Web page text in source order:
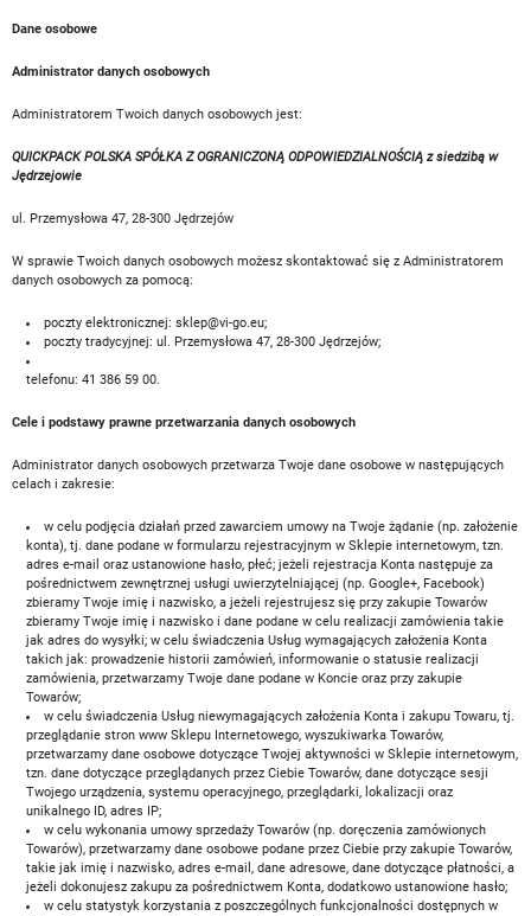
Dane osobowe
Administrator danych osobowych
Administratorem Twoich danych osobowych jest:
QUICKPACK POLSKA SPÓŁKA Z OGRANICZONĄ ODPOWIEDZIALNOŚCIĄ z siedzibą w
Jędrzejowie
ul. Przemysłowa 47, 28-300 Jędrzejów
W sprawie Twoich danych osobowych możesz skontaktować się z Administratorem
danych osobowych za pomocą:
poczty elektronicznej: sklep@vi-go.eu;
poczty tradycyjnej: ul. Przemysłowa 47, 28-300 Jędrzejów;
telefonu: 41 386 59 00.
Cele i podstawy prawne przetwarzania danych osobowych
Administrator danych osobowych przetwarza Twoje dane osobowe w następujących
celach i zakresie:
w celu podjęcia działań przed zawarciem umowy na Twoje żądanie (np. założenie
konta), tj. dane podane w formularzu rejestracyjnym w Sklepie internetowym, tzn.
adres e-mail oraz ustanowione hasło, płeć; jeżeli rejestracja Konta następuje za
pośrednictwem zewnętrznej usługi uwierzytelniającej (np. Google+, Facebook)
zbieramy Twoje imię i nazwisko, a jeżeli rejestrujesz się przy zakupie Towarów
zbieramy Twoje imię i nazwisko i dane podane w celu realizacji zamówienia takie
jak adres do wysyłki; w celu świadczenia Usług wymagających założenia Konta
takich jak: prowadzenie historii zamówień, informowanie o statusie realizacji
zamówienia, przetwarzamy Twoje dane podane w Koncie oraz przy zakupie
Towarów;
w celu świadczenia Usług niewymagających założenia Konta i zakupu Towaru, tj.
przeglądanie stron www Sklepu Internetowego, wyszukiwarka Towarów,
przetwarzamy dane osobowe dotyczące Twojej aktywności w Sklepie internetowym,
tzn. dane dotyczące przeglądanych przez Ciebie Towarów, dane dotyczące sesji
Twojego urządzenia, systemu operacyjnego, przeglądarki, lokalizacji oraz
unikalnego ID, adres IP;
w celu wykonania umowy sprzedaży Towarów (np. doręczenia zamówionych
Towarów), przetwarzamy dane osobowe podane przez Ciebie przy zakupie Towarów,
takie jak imię i nazwisko, adres e-mail, dane adresowe, dane dotyczące płatności, a
jeżeli dokonujesz zakupu za pośrednictwem Konta, dodatkowo ustanowione hasło;
w celu statystyk korzystania z poszczególnych funkcjonalności dostępnych w